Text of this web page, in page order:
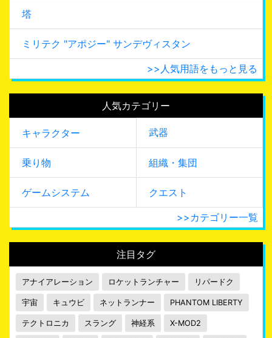
塔
ミリテク "アポジー" サンデヴィスタン
>>人気用語をもっと見る
人気カテゴリー
キャラクター 武器
乗り物 組織・集団
ゲームシステム クエスト
>>カテゴリー一覧
注目タグ
アナイアレーション ロケットランチャー リパードク
宇宙 キュウビ ネットランナー PHANTOM LIBERTY
テクトロニカ スラング 神経系 X-MOD2